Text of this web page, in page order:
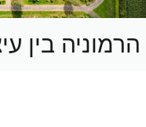
הרמוניה בין